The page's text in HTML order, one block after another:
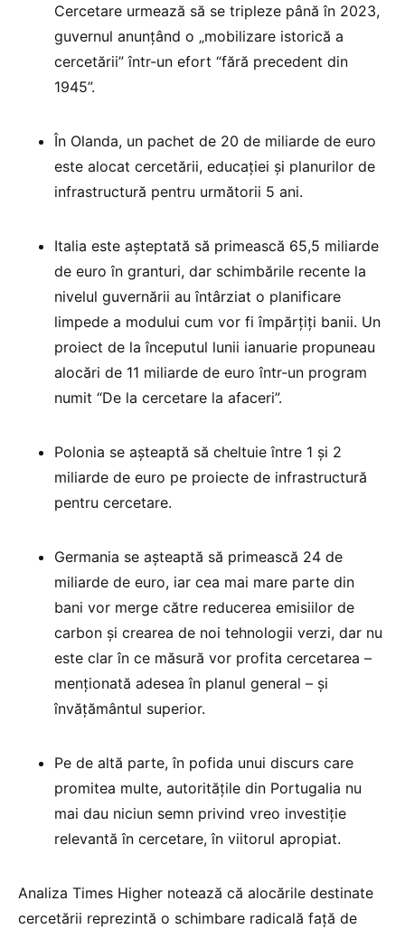
Cercetare urmează să se tripleze până în 2023,
guvernul anunțând o „mobilizare istorică a
cercetării” într-un efort “fără precedent din
1945”.
În Olanda, un pachet de 20 de miliarde de euro
este alocat cercetării, educației și planurilor de
infrastructură pentru următorii 5 ani.
Italia este așteptată să primească 65,5 miliarde
de euro în granturi, dar schimbările recente la
nivelul guvernării au întârziat o planificare
limpede a modului cum vor fi împărțiți banii. Un
proiect de la începutul lunii ianuarie propuneau
alocări de 11 miliarde de euro într-un program
numit “De la cercetare la afaceri”.
Polonia se așteaptă să cheltuie între 1 și 2
miliarde de euro pe proiecte de infrastructură
pentru cercetare.
Germania se așteaptă să primească 24 de
miliarde de euro, iar cea mai mare parte din
bani vor merge către reducerea emisiilor de
carbon și crearea de noi tehnologii verzi, dar nu
este clar în ce măsură vor profita cercetarea –
menționată adesea în planul general – și
învățământul superior.
Pe de altă parte, în pofida unui discurs care
promitea multe, autoritățile din Portugalia nu
mai dau niciun semn privind vreo investiție
relevantă în cercetare, în viitorul apropiat.
Analiza Times Higher notează că alocările destinate
cercetării reprezintă o schimbare radicală față de